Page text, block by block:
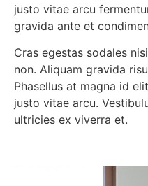
justo vitae arcu
gravida ante et
Cras egestas sodales
non. Aliquam gravida
Phasellus at magna id
justo vitae arcu.
ultricies ex viverra et.